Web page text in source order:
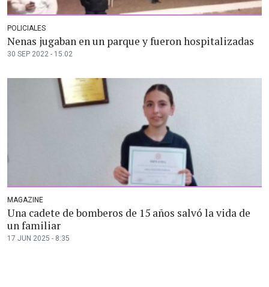
POLICIALES
Nenas jugaban en un parque y fueron hospitalizadas
30 SEP 2022 - 15:02
MAGAZINE
Una cadete de bomberos de 15 años salvó la vida de
un familiar
17 JUN 2025 - 8:35